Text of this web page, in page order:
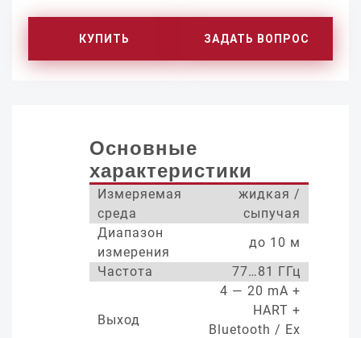
КУПИТЬ ЗАДАТЬ ВОПРОС
Основные
характеристики
Измеряемая
среда
жидкая /
сыпучая
Диапазон
измерения
до 10 м
Частота
77…81 ГГц
Выход
4 — 20 mA +
HART +
Bluetooth / Ex